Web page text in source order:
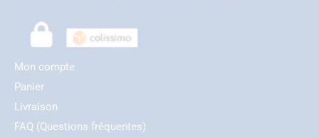
Mon compte
Panier
Livraison
FAQ (Questions fréquentes)